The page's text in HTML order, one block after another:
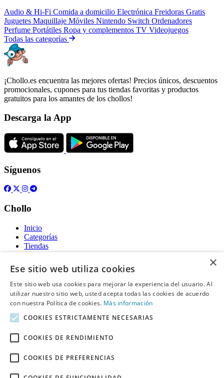
Audio & Hi-Fi Comida a domicilio Electrónica Freidoras Gratis
Juguetes Maquillaje Móviles Nintendo Switch Ordenadores
Perfume Portátiles Ropa y complementos TV Videojuegos
Todas las categorías
¡Chollo.es encuentra las mejores ofertas! Precios únicos, descuentos
promocionales, cupones para tus tiendas favoritas y productos
gratuitos para los amantes de los chollos!
Descarga la App
Síguenos
Chollo
Inicio
Categorías
Tiendas
Gratis
Acerca de
Sobre nosotros
Contacto
Información legal
Declaración de cookies
×
Ese sitio web utiliza cookies
Este sitio web usa cookies para mejorar la experiencia del usuario. Al
utilizar nuestro sitio web, usted acepta todas las cookies de acuerdo
con nuestra Política de cookies. Más información
COOKIES ESTRICTAMENTE NECESARIAS
COOKIES DE RENDIMIENTO
COOKIES DE PREFERENCIAS